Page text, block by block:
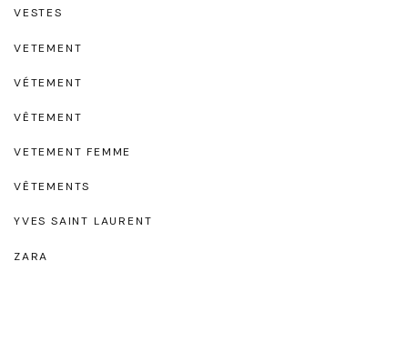
VESTES
VETEMENT
VÉTEMENT
VÊTEMENT
VETEMENT FEMME
VÊTEMENTS
YVES SAINT LAURENT
ZARA